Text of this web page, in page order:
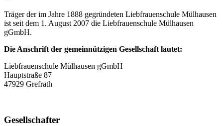
Träger der im Jahre 1888 gegründeten Liebfrauenschule Mülhausen
ist seit dem 1. August 2007 die Liebfrauenschule Mülhausen
gGmbH.
Die Anschrift der gemeinnützigen Gesellschaft lautet:
Liebfrauenschule Mülhausen gGmbH
Hauptstraße 87
47929 Grefrath
Gesellschafter